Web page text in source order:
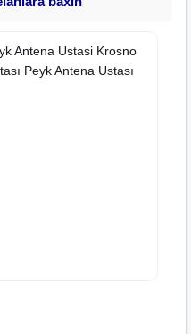
Antena Ustasi Krosno
Peyk Antena Ustası